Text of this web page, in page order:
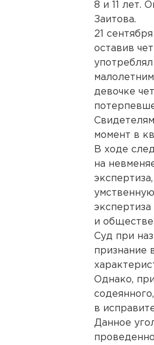
8 и 11 лет.
Заитова.
21
оставив
девочке
момент в
В ходе
на
и
Суд при
признание
Однако,
в
Данное